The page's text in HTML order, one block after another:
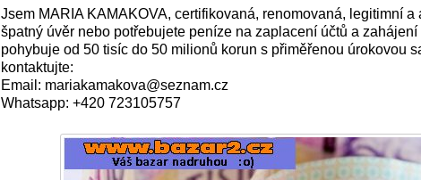
Jsem MARIA KAMAKOVA, certifikovaná, renomovaná, legitimní
špatný úvěr nebo potřebujete peníze na zaplacení účtů a
pohybuje od 50 tisíc do 50 milionů korun s přiměřenou úrokovou
kontaktujte:
Email: mariakamakova@seznam.cz
Whatsapp: +420 723105757